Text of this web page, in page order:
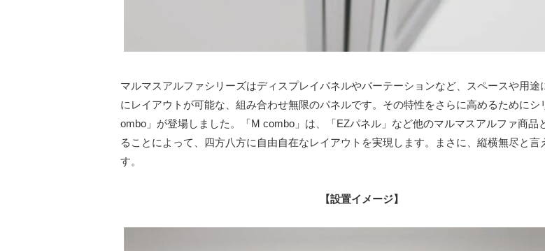
マルマスアルファシリーズはディスプレイパネルやパーテーションなど、スペースや用途
にレイアウトが可能な、組み合わせ無限のパネルです。その特性をさらに高めるためにシ
ombo」が登場しました。「M combo」は、「EZパネル」など他のマルマスアルファ商品
ることによって、四方八方に自由自在なレイアウトを実現します。まさに、縦横無尽と言
す。
【設置イメージ】